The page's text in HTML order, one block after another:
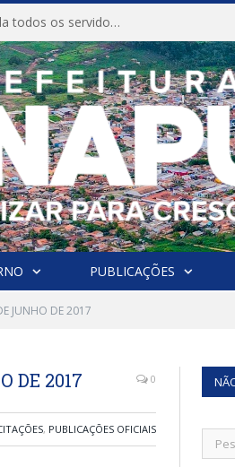
CONVITE A Prefeitura Municipal de Anapu convida todos os servidores públicos municipais para participarem da Audiência Pública de discussão da Lei de Diretrizes Orçamentárias (LDO), importante instrumento de planejamento das ações e investimentos da Administração Pública para o próximo exercício financeiro.
PUBLICAÇÕES
JUNHO DE 2017
DE 2017 0
, PUBLICAÇÕES OFICIAIS